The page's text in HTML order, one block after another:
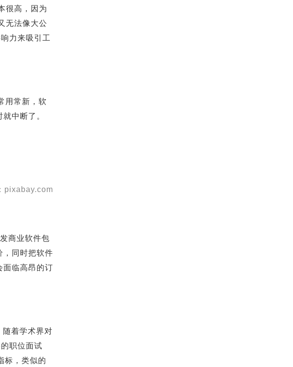
很高，因为
无法像大公
力来吸引工
用常新，软
中断了。
pixabay.com
商业软件包
，同时把软件
面临高昂的订
着学术界对
职位面试
标，类似的